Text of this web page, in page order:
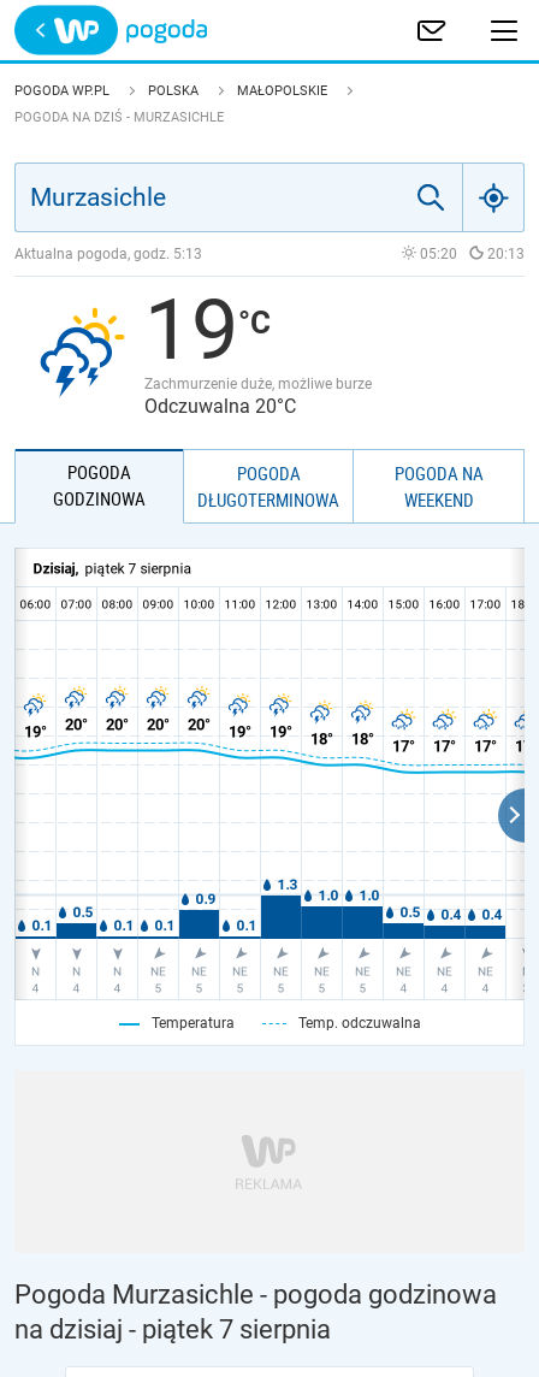
Trwa ładowanie
POLSKA
JAKOŚĆ POWIETRZA
POGODA WP.PL POLSKA
MAŁOPOLSKIE
POGODA NA DZIŚ - MURZASICHLE
Aktualna pogoda, godz. 5:13 05:20 20:13
19
Zachmurzenie duże, możliwe burze
Odczuwalna 20°C
POGODA
GODZINOWA
POGODA
DŁUGOTERMINOWA
POGODA NA
WEEKEND
Temperatura Temp. odczuwalna
Pogoda Murzasichle - pogoda godzinowa
na dzisiaj - piątek 7 sierpnia